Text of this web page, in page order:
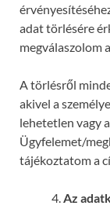
adat törlésére
megválaszolom
A törlésről
akivel a
lehetetlen vagy
Ügyfelemet/
tájékoztatom a
Az